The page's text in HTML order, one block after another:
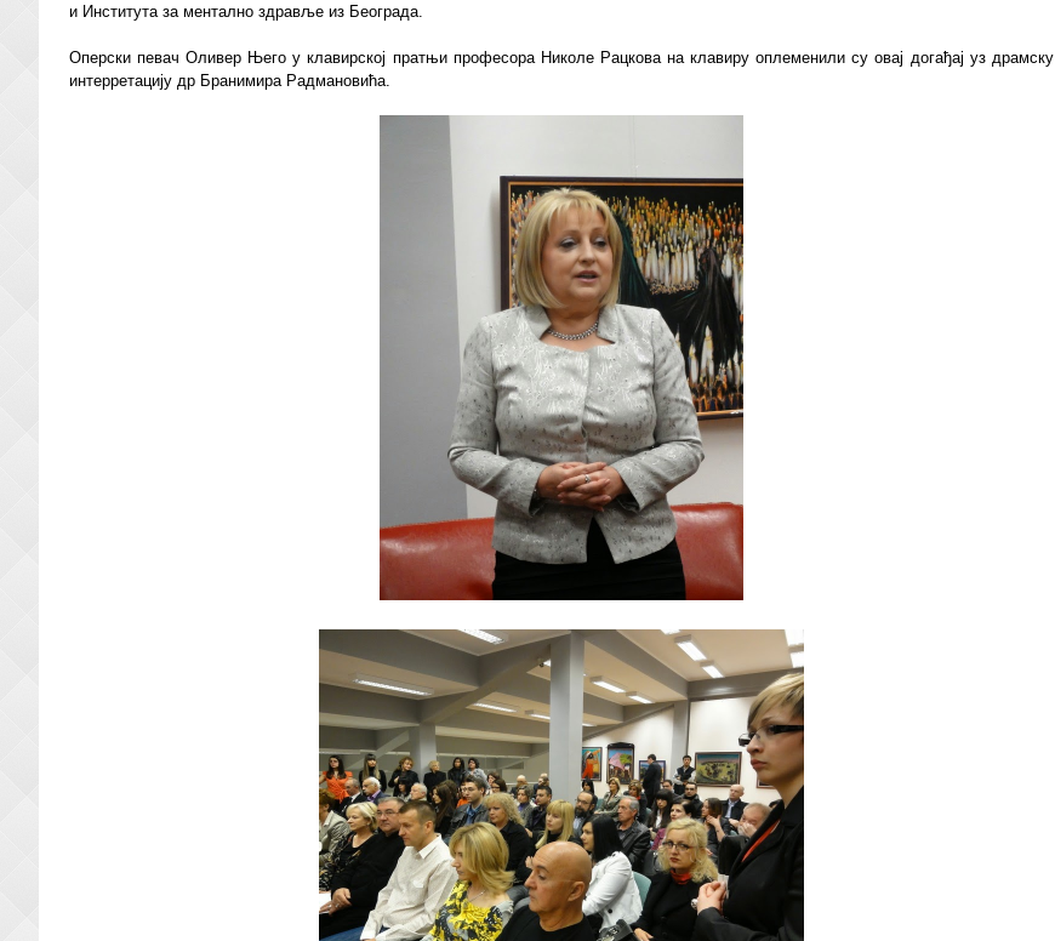
и Института за ментално здравље из Београда.
Оперски певач Оливер Њего у клавирској пратњи професора Николе Рацкова на клавиру оплеменили су овај догађај уз драмску
интерретацију др Бранимира Радмановића.